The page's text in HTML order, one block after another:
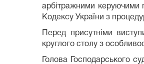
арбітражними керуючими
Кодексу України з
Перед присутніми
круглого столу з
Голова Господарського